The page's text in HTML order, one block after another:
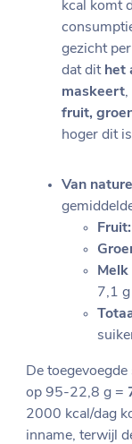
kcal komt
gezicht
dat dit het
maskeert,
fruit,
hoger dit
Van
Fruit:
7,1
De
op 95-22,8 g =
2000 kcal/dag
inname, terwijl